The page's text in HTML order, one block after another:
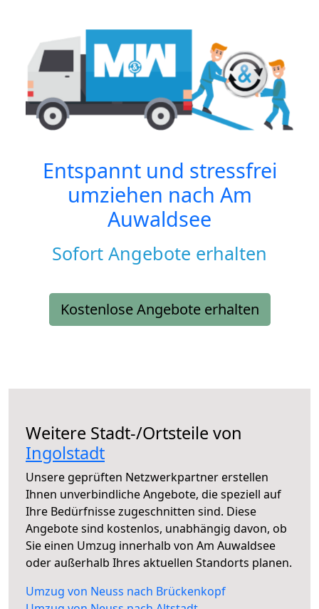
Entspannt und stressfrei
umziehen nach Am
Auwaldsee
Sofort Angebote erhalten
Kostenlose Angebote erhalten
Weitere Stadt-/Ortsteile von
Ingolstadt
Unsere geprüften Netzwerkpartner erstellen
Ihnen unverbindliche Angebote, die speziell auf
Ihre Bedürfnisse zugeschnitten sind. Diese
Angebote sind kostenlos, unabhängig davon, ob
Sie einen Umzug innerhalb von Am Auwaldsee
oder außerhalb Ihres aktuellen Standorts planen.
Umzug von Neuss nach Brückenkopf